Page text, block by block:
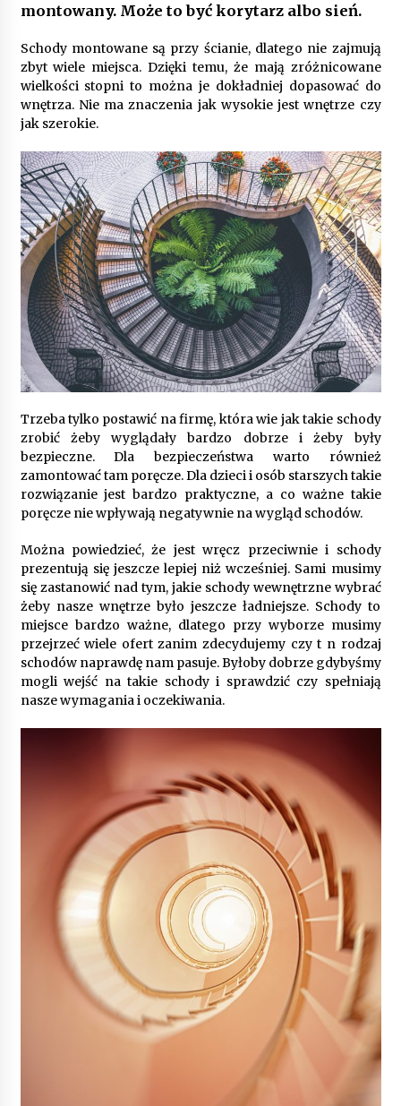
– nowoczesne rozwiązanie dla logistyki
9 miesięcy ago
Filtrowanie chłodziwa w procesach obróbki
9 miesięcy ago
Automatyzacja zbierania informacji zwrotnych
– oszczędność czasu dzięki recom system
9 miesięcy ago
Startpolish w praktyce – jak szybko przyswajać
nowy język?
10 miesięcy ago
Zakopane: apartament z basenem dla
wymagających
Jak wybrać idealny stół do jadalni? poradnik
zakupowy
11 miesięcy ago
12 miesięcy ago
Gruntowa czy powietrzna pompa ciepła – co
wybrać do ogrzewania domu?
1 rok ago
montowany. Może to być korytarz albo sień.
Schody montowane są przy ścianie, dlatego nie zajmują
zbyt wiele miejsca. Dzięki temu, że mają zróżnicowane
wielkości stopni to można je dokładniej dopasować do
wnętrza. Nie ma znaczenia jak wysokie jest wnętrze czy
jak szerokie.
Trzeba tylko postawić na firmę, która wie jak takie schody
zrobić żeby wyglądały bardzo dobrze i żeby były
bezpieczne. Dla bezpieczeństwa warto również
zamontować tam poręcze. Dla dzieci i osób starszych takie
rozwiązanie jest bardzo praktyczne, a co ważne takie
poręcze nie wpływają negatywnie na wygląd schodów.
Można powiedzieć, że jest wręcz przeciwnie i schody
prezentują się jeszcze lepiej niż wcześniej. Sami musimy
się zastanowić nad tym, jakie schody wewnętrzne wybrać
żeby nasze wnętrze było jeszcze ładniejsze. Schody to
miejsce bardzo ważne, dlatego przy wyborze musimy
przejrzeć wiele ofert zanim zdecydujemy czy t n rodzaj
schodów naprawdę nam pasuje. Byłoby dobrze gdybyśmy
mogli wejść na takie schody i sprawdzić czy spełniają
nasze wymagania i oczekiwania.